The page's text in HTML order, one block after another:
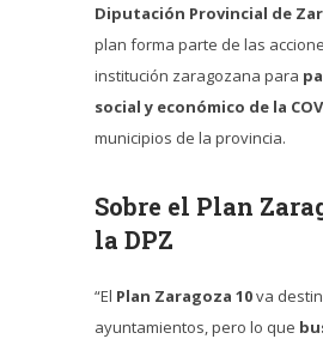
Diputación Provincial de
plan forma parte de las
institución zaragozana para
social y económico de la
municipios de la provincia.
Sobre el Plan
la DPZ
“El Plan Zaragoza 10va
ayuntamientos, pero lo que